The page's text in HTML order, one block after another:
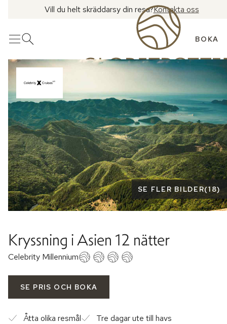
Vill du helt skräddarsy din resa?Kontakta oss
MenyÖppna sök BOKA
Se fler bilder
SE FLER BILDER(18)
Kryssning i Asien 12 nätter
Celebrity Millennium
SE PRIS OCH BOKA
Åtta olika resmål
Tre dagar ute till havs